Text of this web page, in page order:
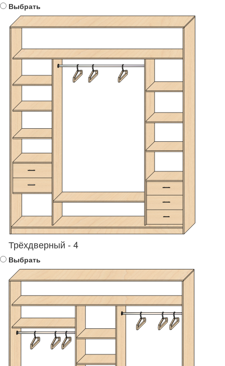
Выбрать
Трёхдверный - 4
Выбрать